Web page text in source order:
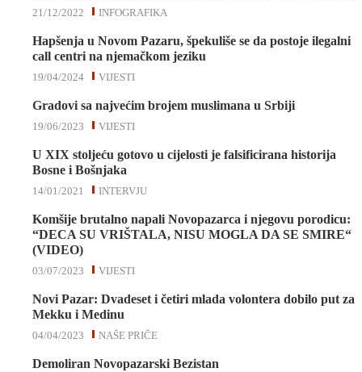
INFOGRAFIKA
21/12/2022
Hapšenja u Novom Pazaru, špekuliše se da postoje ilegalni
call centri na njemačkom jeziku
VIJESTI
19/04/2024
Gradovi sa najvećim brojem muslimana u Srbiji
VIJESTI
19/06/2023
U XIX stoljeću gotovo u cijelosti je falsificirana historija
Bosne i Bošnjaka
INTERVJU
14/01/2021
Komšije brutalno napali Novopazarca i njegovu porodicu:
“DECA SU VRIŠTALA, NISU MOGLA DA SE SMIRE“
(VIDEO)
VIJESTI
03/07/2023
Novi Pazar: Dvadeset i četiri mlada volontera dobilo put za
Mekku i Medinu
NAŠE PRIČE
04/04/2023
Demoliran Novopazarski Bezistan